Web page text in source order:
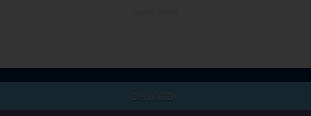
Beruf/EDV